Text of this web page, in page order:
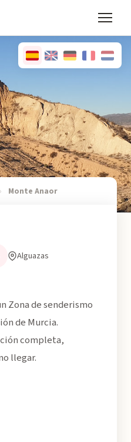
› Monte Anaor
Alguazas
Zona de senderismo
de Murcia.
completa,
llegar.